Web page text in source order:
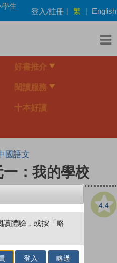
生
登入/註冊 | 繁 | English
好書推介
閱讀服務
十本好讀
國語文
：我的學校
4.4
讀體驗，或按「略
登入 略過